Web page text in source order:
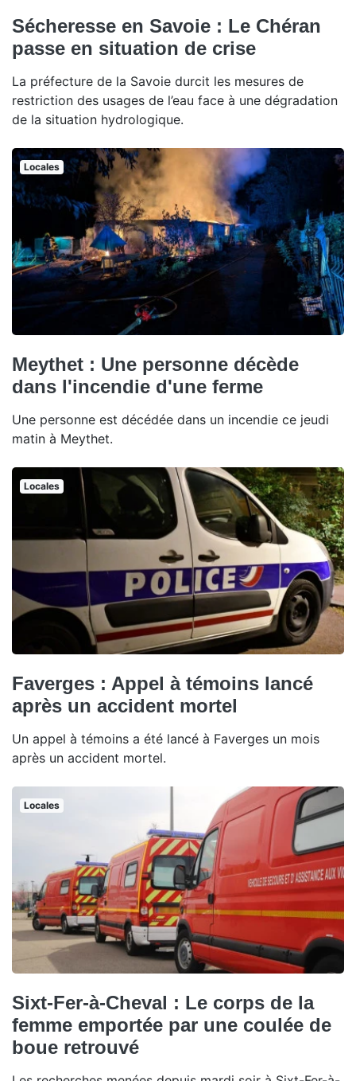
Sécheresse en Savoie : Le Chéran
passe en situation de crise
La préfecture de la Savoie durcit les mesures de
restriction des usages de l’eau face à une dégradation
de la situation hydrologique.
Locales
Meythet : Une personne décède
dans l'incendie d'une ferme
Une personne est décédée dans un incendie ce jeudi
matin à Meythet.
Locales
Faverges : Appel à témoins lancé
après un accident mortel
Un appel à témoins a été lancé à Faverges un mois
après un accident mortel.
Locales
Sixt-Fer-à-Cheval : Le corps de la
femme emportée par une coulée de
boue retrouvé